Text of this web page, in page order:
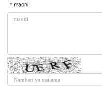
* maoni